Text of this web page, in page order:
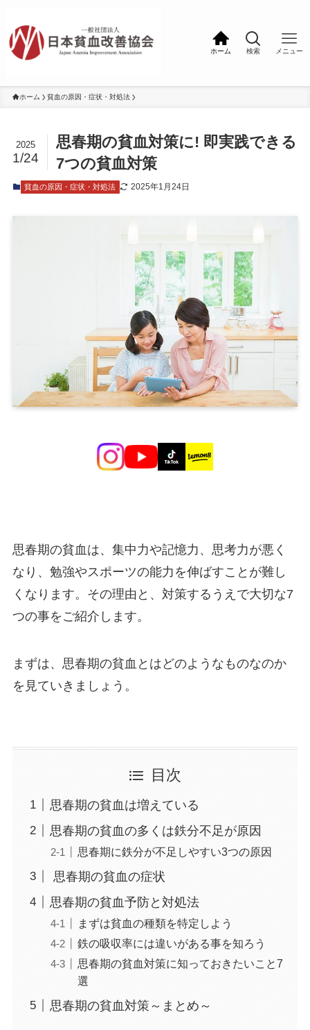
ホーム 検索 メニュー
ホーム 貧血の原因・症状・対処法
思春期の貧血対策に! 即実践できる
7つの貧血対策
2025
1/24
貧血の原因・症状・対処法 2025年1月24日
思春期の貧血は、集中力や記憶力、思考力が悪く
なり、勉強やスポーツの能力を伸ばすことが難し
くなります。その理由と、対策するうえで大切な7
つの事をご紹介します。
まずは、思春期の貧血とはどのようなものなのか
を見ていきましょう。
目次
思春期の貧血は増えている
思春期の貧血の多くは鉄分不足が原因
思春期に鉄分が不足しやすい3つの原因
思春期の貧血の症状
思春期の貧血予防と対処法
まずは貧血の種類を特定しよう
鉄の吸収率には違いがある事を知ろう
思春期の貧血対策に知っておきたいこと7
選
思春期の貧血対策～まとめ～